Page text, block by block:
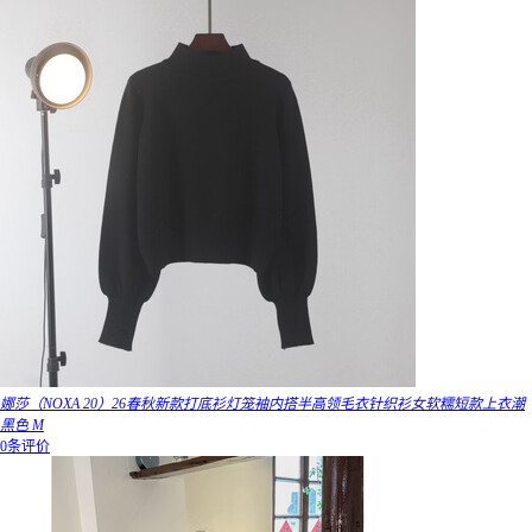
娜莎（NOXA 20）26春秋新款打底衫灯笼袖内搭半高领毛衣针织衫女软糯短款上衣潮
黑色 M
0条评价